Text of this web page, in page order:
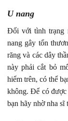
U nang
Đối với tình trạng
nang gây tổn
răng và các dây
này phải cắt bỏ
hiểm trên, có thể
không. Để có
bạn hãy nhờ nha sĩ